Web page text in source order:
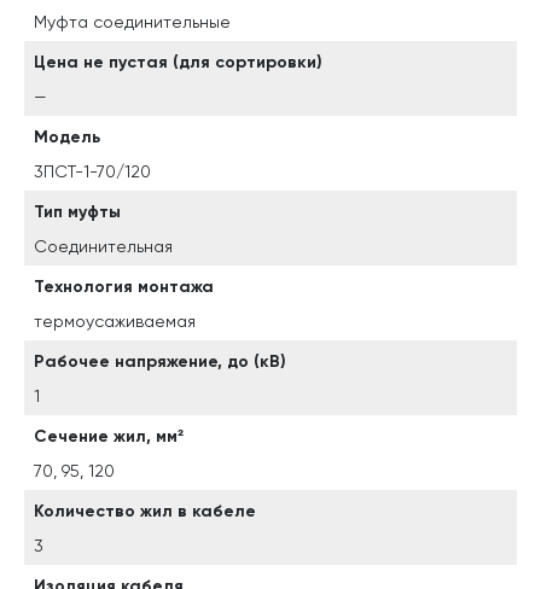
Муфта соединительные
Цена не пустая (для сортировки)
—
Модель
3ПСТ-1-70/120
Тип муфты
Соединительная
Технология монтажа
термоусаживаемая
Рабочее напряжение, до (кВ)
1
Сечение жил, мм²
70, 95, 120
Количество жил в кабеле
3